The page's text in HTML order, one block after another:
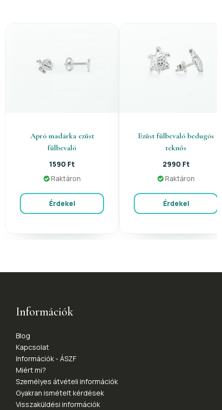
Apró madárka ezüst
fülbevaló
1590 Ft
Raktáron
Érdekel
Ezüst fülbevaló bedugós
teknős
2990 Ft
Raktáron
Érdekel
Információk
Blog
Kapcsolat
Információk - ÁSZF
Miért mi?
Személyes átvételi információk
Gyakran ismételt kérdések
Visszaküldési információk